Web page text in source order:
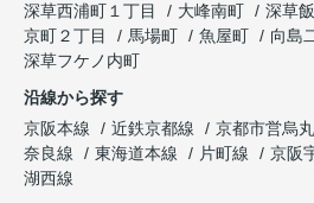
深草西浦町１丁目
大峰南町 深草
京町２丁目
馬場町 魚屋町 向島
深草フケノ内町
沿線から探す
京阪本線
近鉄京都線 京都市営烏
奈良線
東海道本線 片町線 京阪
湖西線